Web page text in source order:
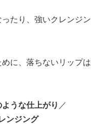
たり、強いクレンジン
に、落ちないリップは
うな仕上がり ／
ンジング